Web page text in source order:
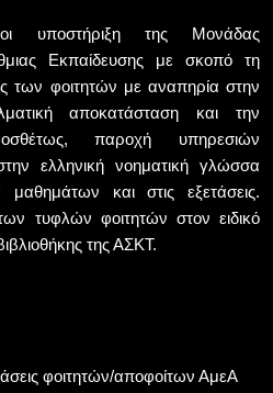
υποστήριξη της Μονάδας
Εκπαίδευσης με σκοπό τη
των φοιτητών με αναπηρία στην
αποκατάσταση και την
παροχή υπηρεσιών
ελληνική νοηματική γλώσσα
και στις εξετάσεις.
τυφλών φοιτητών στον ειδικό
της ΑΣΚΤ.
φοιτητών/αποφοίτων ΑμεΑ